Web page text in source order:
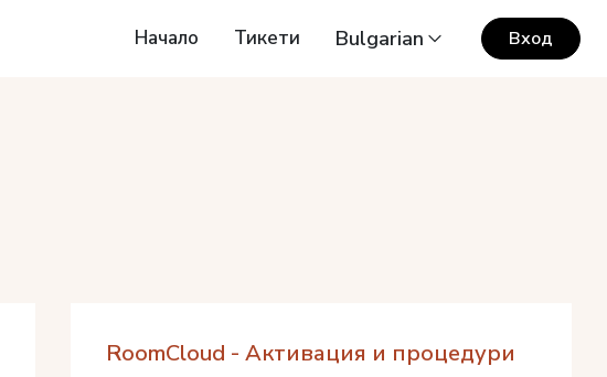
Начало Тикети Bulgarian Вход
RoomCloud - Активация и процедури